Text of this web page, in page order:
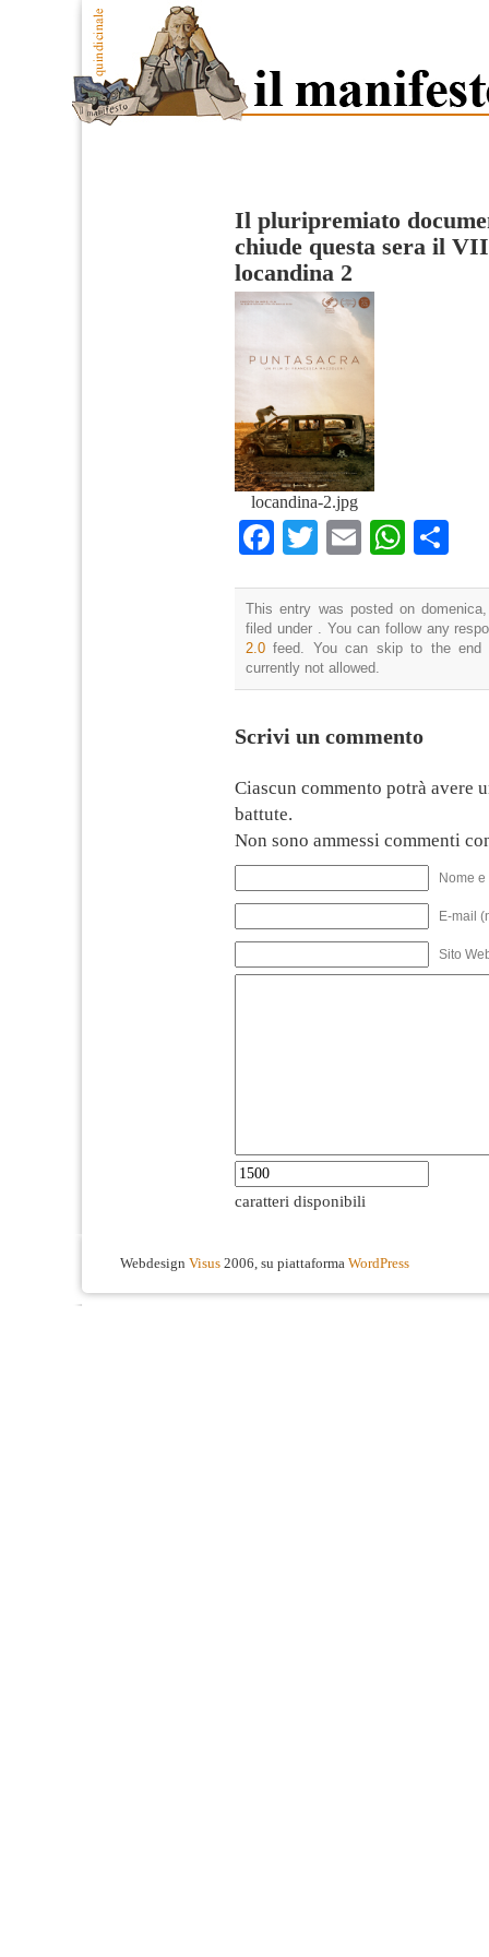
Il pluripremiato
chiude questa sera il
locandina 2
locandina-2.jpg
Facebook
TwitterEmail
This entry was posted on
filed under . You can follow any
2.0 feed. You can skip to the end
currently not allowed.
Scrivi un commento
Ciascun commento potrà avere
battute.
Non sono ammessi commenti
Nome
E-mail
Sito
caratteri disponibili
Webdesign Visus 2006, su piattaforma WordPress